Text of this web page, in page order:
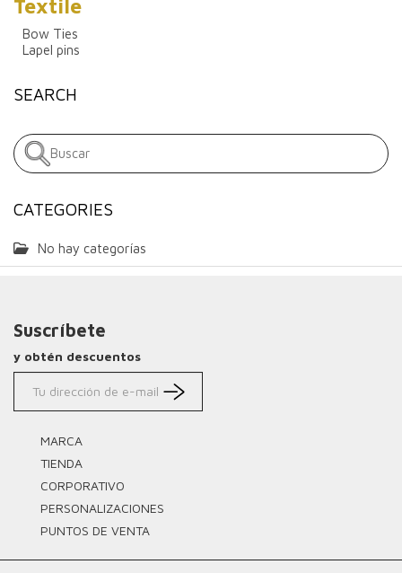
Textile
Bow Ties
Lapel pins
SEARCH
CATEGORIES
No hay categorías
Suscríbete
y obtén descuentos
MARCA
TIENDA
CORPORATIVO
PERSONALIZACIONES
PUNTOS DE VENTA